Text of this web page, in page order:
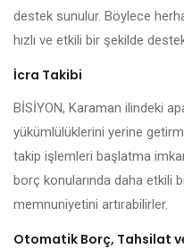
destek sunulur. Böylece
hızlı ve etkili bir şekilde
İcra Takibi
BİSİYON, Karaman ilindeki
yükümlülüklerini yerine
takip işlemleri başlatma
borç konularında daha etkili
memnuniyetini artırabilirler.
Otomatik Borç, Tahsilat